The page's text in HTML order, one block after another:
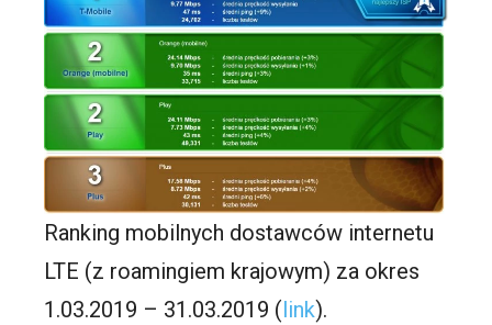
Ranking mobilnych dostawców internetu
LTE (z roamingiem krajowym) za okres
1.03.2019 – 31.03.2019 (link).